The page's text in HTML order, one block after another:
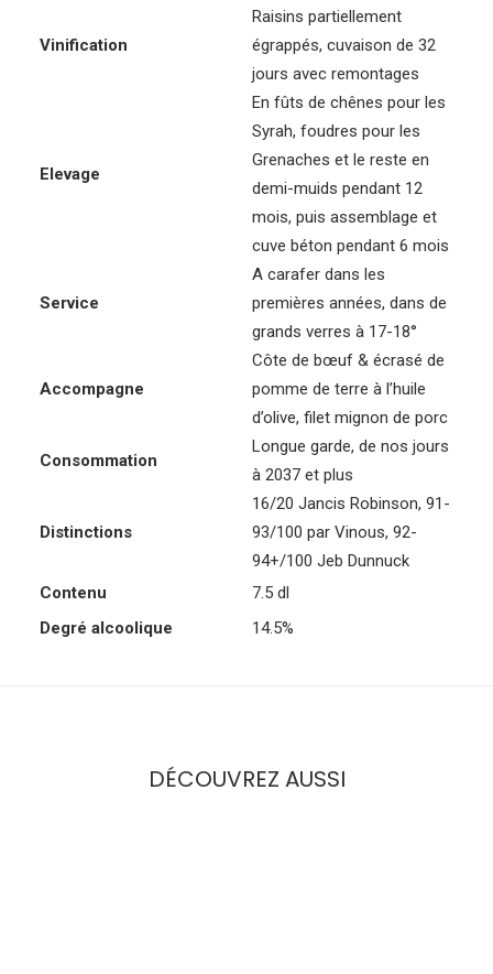
Vinification
Raisins partiellement
égrappés, cuvaison de 32
jours avec remontages
Elevage
En fûts de chênes pour les
Syrah, foudres pour les
Grenaches et le reste en
demi-muids pendant 12
mois, puis assemblage et
cuve béton pendant 6 mois
Service
A carafer dans les
premières années, dans de
grands verres à 17-18°
Accompagne
Côte de bœuf & écrasé de
pomme de terre à l’huile
d’olive, filet mignon de porc
Consommation
Longue garde, de nos jours
à 2037 et plus
Distinctions
16/20 Jancis Robinson, 91-
93/100 par Vinous, 92-
94+/100 Jeb Dunnuck
Contenu
7.5 dl
Degré alcoolique
14.5%
DÉCOUVREZ AUSSI